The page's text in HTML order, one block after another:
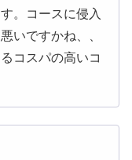
。コースに侵入
いですかね、、
コスパの高いコ